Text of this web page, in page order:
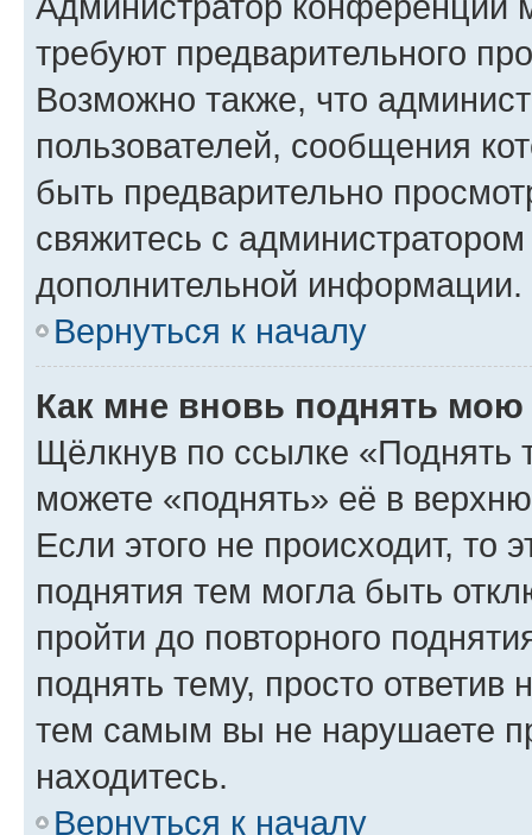
требуют предварительного
Возможно также, что
пользователей, сообщения
быть предварительно
свяжитесь с
дополнительной информации.
Вернуться к началу
Как мне вновь поднять мою
Щёлкнув по ссылке «Поднять
можете «поднять» её в
Если этого не происходит, то
поднятия тем могла быть
пройти до повторного
поднять тему, просто ответив
тем самым вы не нарушаете
находитесь.
Вернуться к началу